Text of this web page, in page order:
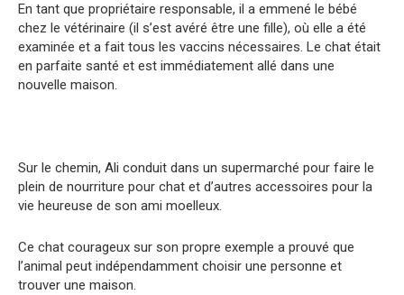
En tant que propriétaire responsable, il a emmené le bébé
chez le vétérinaire (il s’est avéré être une fille), où elle a été
examinée et a fait tous les vaccins nécessaires. Le chat était
en parfaite santé et est immédiatement allé dans une
nouvelle maison.
Sur le chemin, Ali conduit dans un supermarché pour faire le
plein de nourriture pour chat et d’autres accessoires pour la
vie heureuse de son ami moelleux.
Ce chat courageux sur son propre exemple a prouvé que
l’animal peut indépendamment choisir une personne et
trouver une maison.